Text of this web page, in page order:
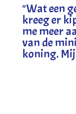
"Wat een
kreeg er
me meer
van de
koning.